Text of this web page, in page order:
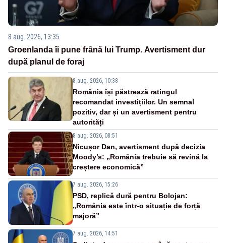
8 aug. 2026, 13:35
Groenlanda îi pune frână lui Trump. Avertisment dur
după planul de foraj
8 aug. 2026, 10:38
România își păstrează ratingul
recomandat investițiilor. Un semnal
pozitiv, dar și un avertisment pentru
autorități
8 aug. 2026, 08:51
Nicușor Dan, avertisment după decizia
Moody’s: „România trebuie să revină la
creștere economică”
7 aug. 2026, 15:26
PSD, replică dură pentru Bolojan:
„România este într-o situație de forță
majoră”
7 aug. 2026, 14:51